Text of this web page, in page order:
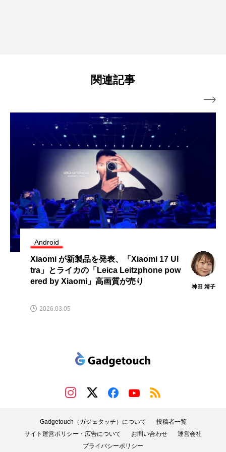
関連記事
Android
Xiaomi が新製品を発表、「Xiaomi 17 Ul
tra」とライカの「Leica Leitzphone pow
ered by Xiaomi」高画質が売り
神田 靖子
2026.03.05

Gadgetouch（ガジェタッチ）について
投稿者一覧
サイト運営ポリシー・広告について
お問い合わせ
運営会社
プライバシーポリシー